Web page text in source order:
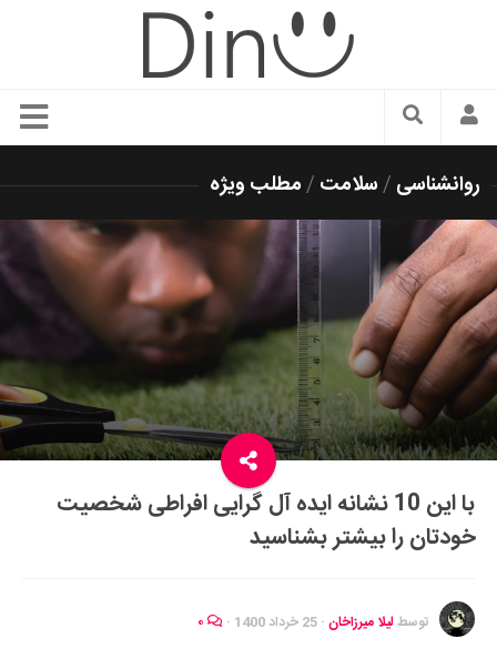
سبک زندگی
زیبایی و آرایش
شیک پوشی
دکوراسیون و چیدمان
غذا
رستوران گردی
آشپزی
سفر و گردشگری
ایران گردی
جهان گردی
موفقیت و مهارت‌های فردی
روانشناسی /سلامت /مطلب ویژه
با این 10 نشانه ایده آل گرایی افراطی شخصیت
خودتان را بیشتر بشناسید
توسطلیلا میرزاخان · 25 خرداد 1400 ·